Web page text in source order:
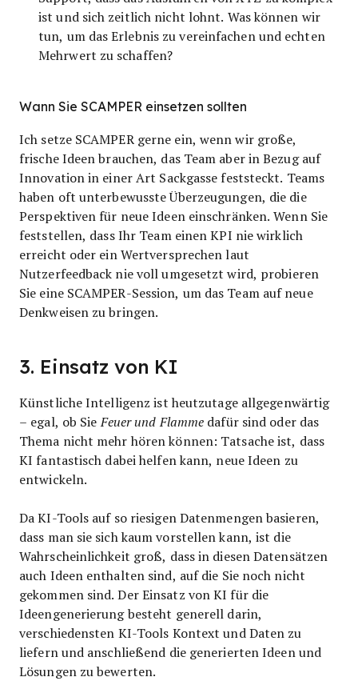
ist und sich zeitlich nicht lohnt. Was können wir
tun, um das Erlebnis zu vereinfachen und echten
Mehrwert zu schaffen?
Wann Sie SCAMPER einsetzen sollten
Ich setze SCAMPER gerne ein, wenn wir große,
frische Ideen brauchen, das Team aber in Bezug auf
Innovation in einer Art Sackgasse feststeckt. Teams
haben oft unterbewusste Überzeugungen, die die
Perspektiven für neue Ideen einschränken. Wenn Sie
feststellen, dass Ihr Team einen KPI nie wirklich
erreicht oder ein Wertversprechen laut
Nutzerfeedback nie voll umgesetzt wird, probieren
Sie eine SCAMPER-Session, um das Team auf neue
Denkweisen zu bringen.
3. Einsatz von KI
Künstliche Intelligenz ist heutzutage allgegenwärtig
– egal, ob SieFeuer und Flamme dafür sind oder das
Thema nicht mehr hören können: Tatsache ist, dass
KI fantastisch dabei helfen kann, neue Ideen zu
entwickeln.
Da KI-Tools auf so riesigen Datenmengen basieren,
dass man sie sich kaum vorstellen kann, ist die
Wahrscheinlichkeit groß, dass in diesen Datensätzen
auch Ideen enthalten sind, auf die Sie noch nicht
gekommen sind. Der Einsatz von KI für die
Ideengenerierung besteht generell darin,
verschiedensten KI-Tools Kontext und Daten zu
liefern und anschließend die generierten Ideen und
Lösungen zu bewerten.